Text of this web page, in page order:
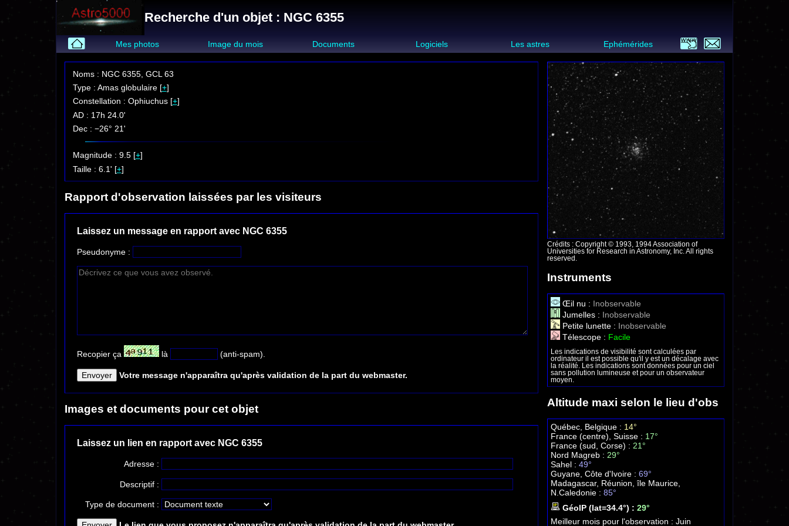
Recherche d'un objet : NGC 6355
Mes photos Image du mois Documents Logiciels Les astres Ephémérides
Noms : NGC 6355, GCL 63
Type : Amas globulaire [+]
Constellation : Ophiuchus [+]
AD : 17h 24.0'
Dec : −26° 21'
Magnitude : 9.5 [+]
Taille : 6.1' [+]
Crédits : Copyright © 1993, 1994 Association of
Universities for Research in Astronomy, Inc. All rights
reserved.
Instruments
Œil nu : Inobservable
Jumelles : Inobservable
Petite lunette : Inobservable
Télescope : Facile
Les indications de visibilité sont calculées par
ordinateur il est possible qu'il y est un décalage avec
la réalité. Les indications sont données pour un ciel
sans pollution lumineuse et pour un observateur
moyen.
Altitude maxi selon le lieu d'obs
Québec, Belgique : 14°
France (centre), Suisse : 17°
France (sud, Corse) : 21°
Nord Magreb : 29°
Sahel : 49°
Guyane, Côte d'Ivoire : 69°
Madagascar, Réunion, île Maurice,
N.Caledonie : 85°
GéoIP (lat=34.4°) : 29°
Meilleur mois pour l'observation : Juin
Rapport d'observation laissées par les visiteurs
Laissez un message en rapport avec NGC 6355
Pseudonyme :
Recopier ça là (anti-spam).
Votre message n'apparaîtra qu'après validation de la part du webmaster.
Images et documents pour cet objet
Laissez un lien en rapport avec NGC 6355
Adresse :
Descriptif :
Type de document :